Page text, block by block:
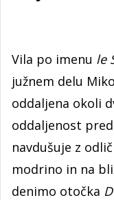
Vila po imenu le
južnem delu
oddaljena okoli
oddaljenost
navdušuje z
modrino in na
denimo otočka